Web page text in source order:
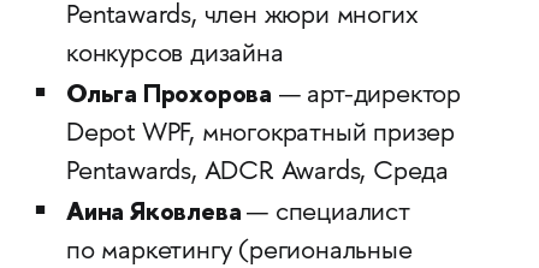
Pentawards, член жюри многих
конкурсов дизайна
Ольга Прохорова — арт-директор
Depot WPF, многократный призер
Pentawards, ADCR Awards, Среда
Аина Яковлева— специалист
по маркетингу (региональные